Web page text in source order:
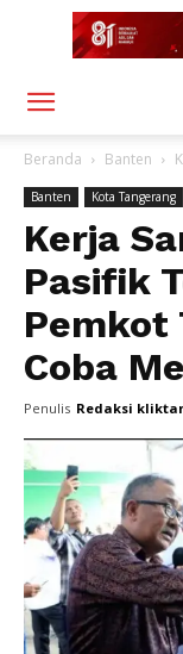
Beranda Banten
Banten Kota Tangerang
Kerja
Pasifik
Pemkot
Coba
Penulis Redaksi